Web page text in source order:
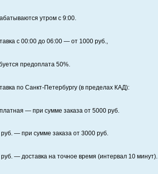
утром с 9:00.
с 00:00 до 06:00 — от 1000руб.,
предоплата 50%.
по Санкт‑Петербургу (в пределах КАД):
— при сумме заказа от 5000руб.
— при сумме заказа от 3000руб.
— доставка на точное время (интервал 10 минут).